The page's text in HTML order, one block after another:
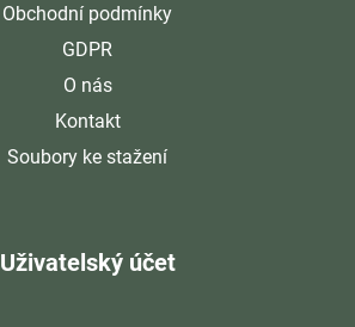
Obchodní podmínky
GDPR
O nás
Kontakt
Soubory ke stažení
Uživatelský účet